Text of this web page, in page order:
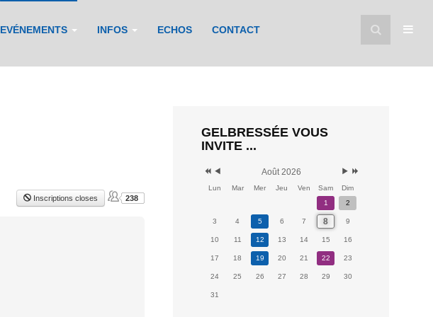
EVÉNEMENTS INFOS ECHOS CONTACT
Inscriptions closes 238
GELBRESSÉE VOUS
INVITE ...
Août 2026
Lun Mar Mer Jeu Ven Sam
Dim
1
2
3 4 5 6 7 8 9
10 11 12 13 14 15 16
17 18 19 20 21 22 23
24 25 26 27 28 29 30
31